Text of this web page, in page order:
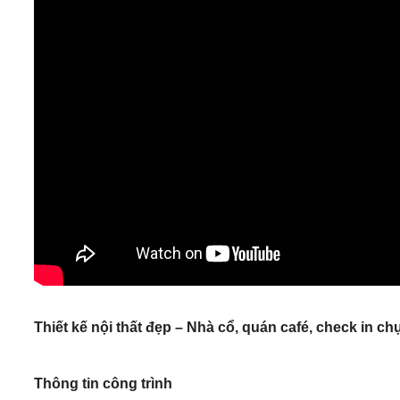
Thiết kế nội thất đẹp – Nhà cổ, quán café, check in
Thông tin công trình